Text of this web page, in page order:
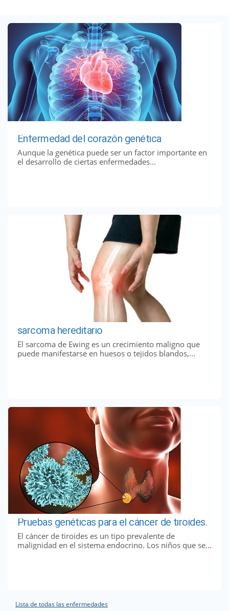
Enfermedad del corazón genética
Aunque la genética puede ser un factor importante en
el desarrollo de ciertas enfermedades...
sarcoma hereditario
El sarcoma de Ewing es un crecimiento maligno que
puede manifestarse en huesos o tejidos blandos,...
Pruebas genéticas para el cáncer de tiroides.
El cáncer de tiroides es un tipo prevalente de
malignidad en el sistema endocrino. Los niños que se...
Lista de todas las enfermedades